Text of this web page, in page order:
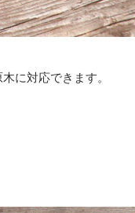
に対応できます。